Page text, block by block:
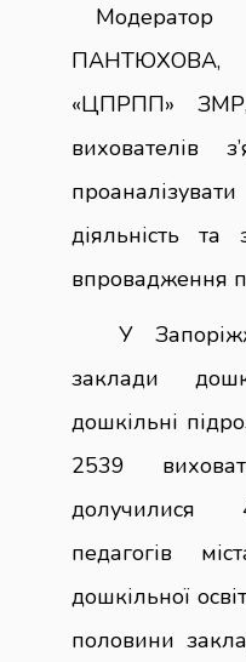
ПАНТЮХОВА,
«ЦПРПП»
вихователів
діяльність
впровадження
У
заклади
дошкільні
2539
долучилися
педагогів
дошкільної
половини